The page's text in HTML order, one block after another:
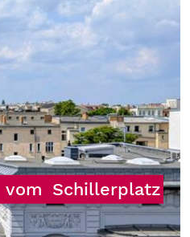
vom Schillerplatz